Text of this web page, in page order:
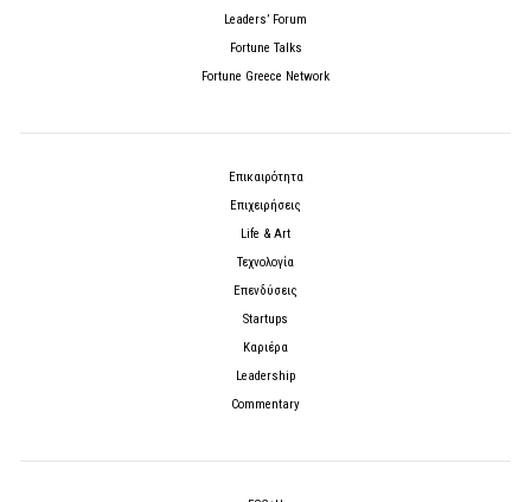
Leaders’ Forum
Fortune Talks
Fortune Greece Network
Επικαιρότητα
Επιχειρήσεις
Life & Art
Τεχνολογία
Επενδύσεις
Startups
Καριέρα
Leadership
Commentary